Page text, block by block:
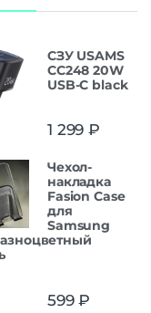
СЗУ USAMS
CC248 20W
USB-C black
1 299 ₽
Чехол-
накладка
Fasion Case
для
Samsung
599₽